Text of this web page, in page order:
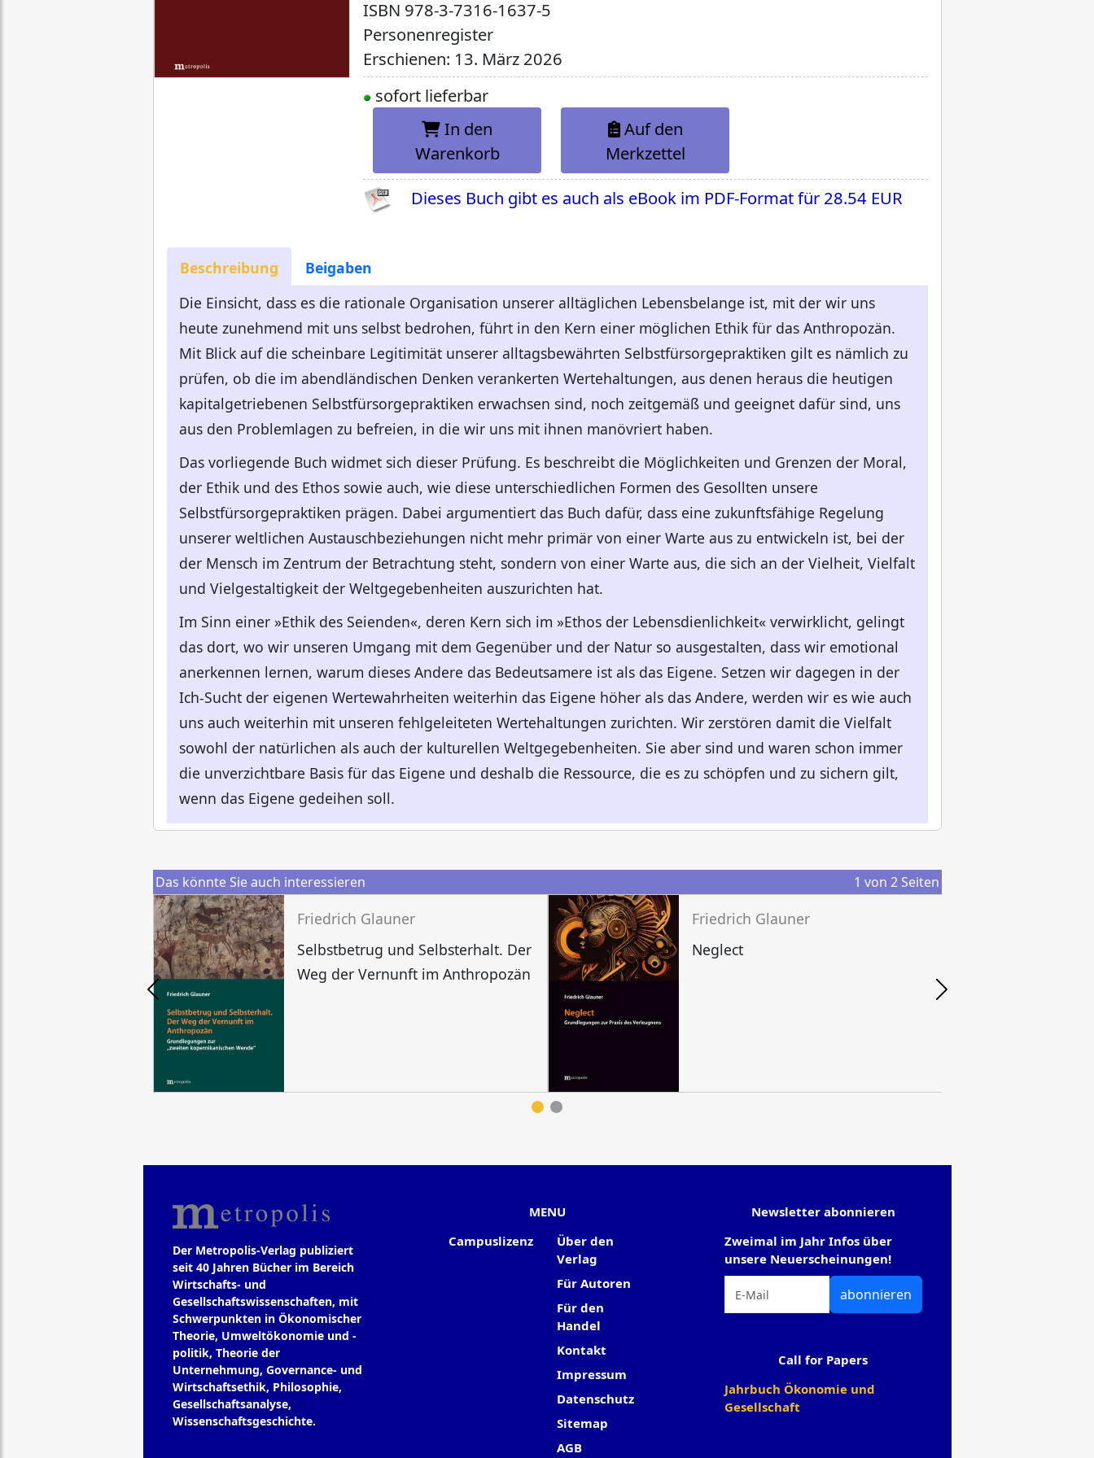
ISBN 978-3-7316-1637-5
Personenregister
Erschienen: 13. März 2026
sofort lieferbar
In den
Warenkorb
Auf den
Merkzettel
Dieses Buch gibt es auch als eBook im PDF-Format für 28.54 EUR
Beschreibung
Beigaben
Die Einsicht, dass es die rationale Organisation unserer alltäglichen Lebensbelange ist, mit der wir uns
heute zunehmend mit uns selbst bedrohen, führt in den Kern einer möglichen Ethik für das Anthropozän.
Mit Blick auf die scheinbare Legitimität unserer alltagsbewährten Selbstfürsorgepraktiken gilt es nämlich zu
prüfen, ob die im abendländischen Denken verankerten Wertehaltungen, aus denen heraus die heutigen
kapitalgetriebenen Selbstfürsorgepraktiken erwachsen sind, noch zeitgemäß und geeignet dafür sind, uns
aus den Problemlagen zu befreien, in die wir uns mit ihnen manövriert haben.
Das vorliegende Buch widmet sich dieser Prüfung. Es beschreibt die Möglichkeiten und Grenzen der Moral,
der Ethik und des Ethos sowie auch, wie diese unterschiedlichen Formen des Gesollten unsere
Selbstfürsorgepraktiken prägen. Dabei argumentiert das Buch dafür, dass eine zukunftsfähige Regelung
unserer weltlichen Austauschbeziehungen nicht mehr primär von einer Warte aus zu entwickeln ist, bei der
der Mensch im Zentrum der Betrachtung steht, sondern von einer Warte aus, die sich an der Vielheit, Vielfalt
und Vielgestaltigkeit der Weltgegebenheiten auszurichten hat.
Im Sinn einer »Ethik des Seienden«, deren Kern sich im »Ethos der Lebensdienlichkeit« verwirklicht, gelingt
das dort, wo wir unseren Umgang mit dem Gegenüber und der Natur so ausgestalten, dass wir emotional
anerkennen lernen, warum dieses Andere das Bedeutsamere ist als das Eigene. Setzen wir dagegen in der
Ich-Sucht der eigenen Wertewahrheiten weiterhin das Eigene höher als das Andere, werden wir es wie auch
uns auch weiterhin mit unseren fehlgeleiteten Wertehaltungen zurichten. Wir zerstören damit die Vielfalt
sowohl der natürlichen als auch der kulturellen Weltgegebenheiten. Sie aber sind und waren schon immer
die unverzichtbare Basis für das Eigene und deshalb die Ressource, die es zu schöpfen und zu sichern gilt,
wenn das Eigene gedeihen soll.
Das könnte Sie auch interessieren 1 von 2Seiten
Friedrich Glauner
Selbstbetrug und Selbsterhalt. Der
Weg der Vernunft im Anthropozän
Friedrich Glauner
Neglect
Der Metropolis-Verlag publiziert
seit 40 Jahren Bücher im Bereich
Wirtschafts- und
Gesellschaftswissenschaften, mit
Schwerpunkten in Ökonomischer
Theorie, Umweltökonomie und -
politik, Theorie der
Unternehmung, Governance- und
Wirtschaftsethik, Philosophie,
Gesellschaftsanalyse,
Wissenschaftsgeschichte.
MENU
Campuslizenz
Über den
Verlag
Für Autoren
Für den
Handel
Kontakt
Impressum
Datenschutz
Sitemap
AGB
Newsletter abonnieren
Zweimal im Jahr Infos über
unsere Neuerscheinungen!
abonnieren
Call for Papers
Jahrbuch Ökonomie und
Gesellschaft